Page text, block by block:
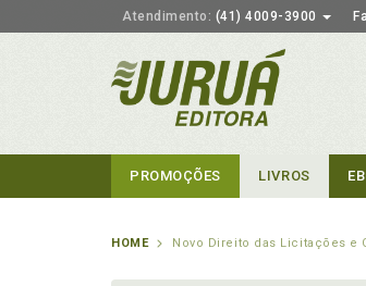
Atendimento: (41) 4009-3900
PROMOÇÕES LIVROS
HOME Novo Direito das Licitações e